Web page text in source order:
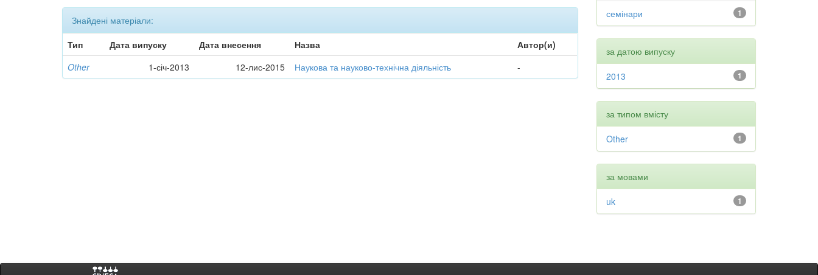
Знайдені матеріали:
Тип
Дата випуску Дата внесення Назва
Автор(и)
Other
1-січ-2013 12-лис-2015 Наукова та науково-технічна діяльність -
1
семінари
за датою випуску
1
2013
за типом вмісту
1
Other
за мовами
1
uk